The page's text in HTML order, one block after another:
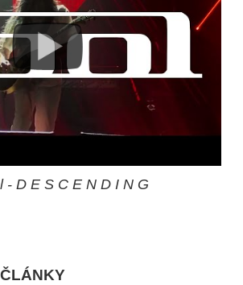
- D E S C E N D I N G